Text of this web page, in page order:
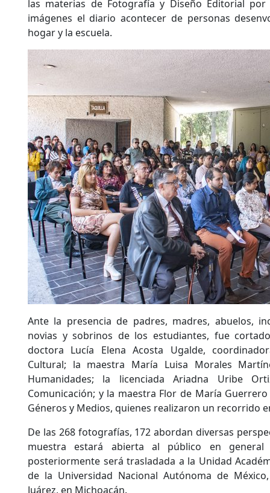
las materias de Fotografía y Diseño Editorial
imágenes el diario acontecer de personas
hogar y la escuela.
Ante la presencia de padres, madres, abuelos,
novias y sobrinos de los estudiantes, fue
doctora Lucía Elena Acosta Ugalde,
Cultural; la maestra María Luisa Morales
Humanidades; la licenciada Ariadna Uribe
Comunicación; y la maestra Flor de María
Géneros y Medios, quienes realizaron un recorrido
De las 268 fotografías, 172 abordan diversas
muestra estará abierta al público en
posteriormente será trasladada a la Unidad
de la Universidad Nacional Autónoma de
Juárez, en Michoacán.